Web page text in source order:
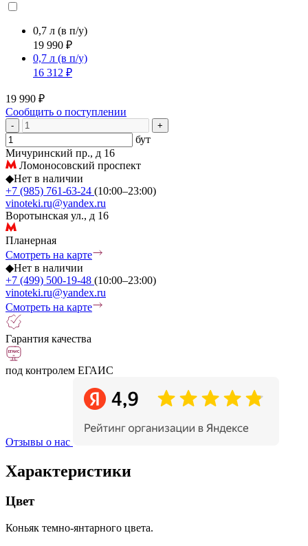
0,7 л (в п/у)
19 990 ₽
0,7 л (в п/у)
16 312 ₽
19 990 ₽
Сообщить о поступлении
- +
бут
Мичуринский пр., д 16
Ломоносовский проспект
◆Нет в наличии
+7 (985) 761-63-24 (10:00–23:00)
vinoteki.ru@yandex.ru
Воротынская ул., д 16
Планерная
Смотреть на карте
◆Нет в наличии
+7 (499) 500-19-48 (10:00–23:00)
vinoteki.ru@yandex.ru
Смотреть на карте
Гарантия качества
под контролем ЕГАИС
Отзывы о нас
Характеристики
Цвет
Коньяк темно-янтарного цвета.